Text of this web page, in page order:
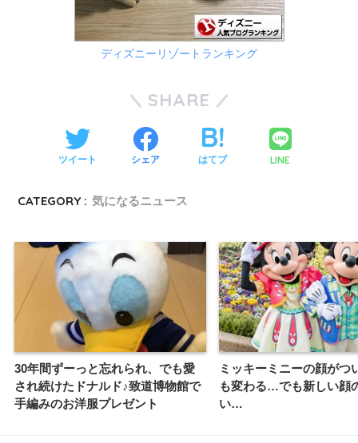
ディズニーリゾートランキング
SHARE
ツイート シェア はてブ LINE
CATEGORY : 気になるニュース
30年間ずーっと忘れられ、でも愛
され続けたドナルド♪致道博物館で
手編みのお洋服プレゼント
ミッキーミニーの顔がつ
も変わる…でも新しい顔
い…